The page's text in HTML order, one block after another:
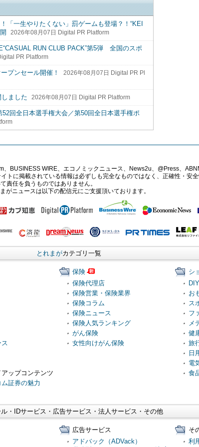
「一生やりたくない」罰ゲームも登場？！“KEI
2026年08月07日 Digital PR Platform
RUN CLUB PACK”第5弾 全国のスポ
PR Platform
プンセール開催！
2026年08月07日 Digital PR Pl
ました 2026年08月07日 Digital PR Platform
回全日本選手権大会／第50回全日本選手権ポ
BUSINESS WIRE、エコノミックニュース、News2u、@Press、
トに掲載されている情報は必ずしも完全なものではなく、正確性・安
責任を負うものではありません。
がニュースは以下の配信元にご支援頂いております。
とれまがカテゴリ一覧
ップコンテンツ
証券の魅力
保険
保険代理店
保険営業・保険業界
保険コラム
保険ニュース
保険人気ランキング
がん保険
女性向けがん保険
シ
お
ス
フ
メ
健
旅
日
電
食
・IDサービス・広告サービス・法人サービス・その他
広告サービス
アドバック（ADVack）
そ
利